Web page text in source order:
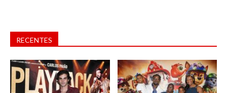
RECENTES